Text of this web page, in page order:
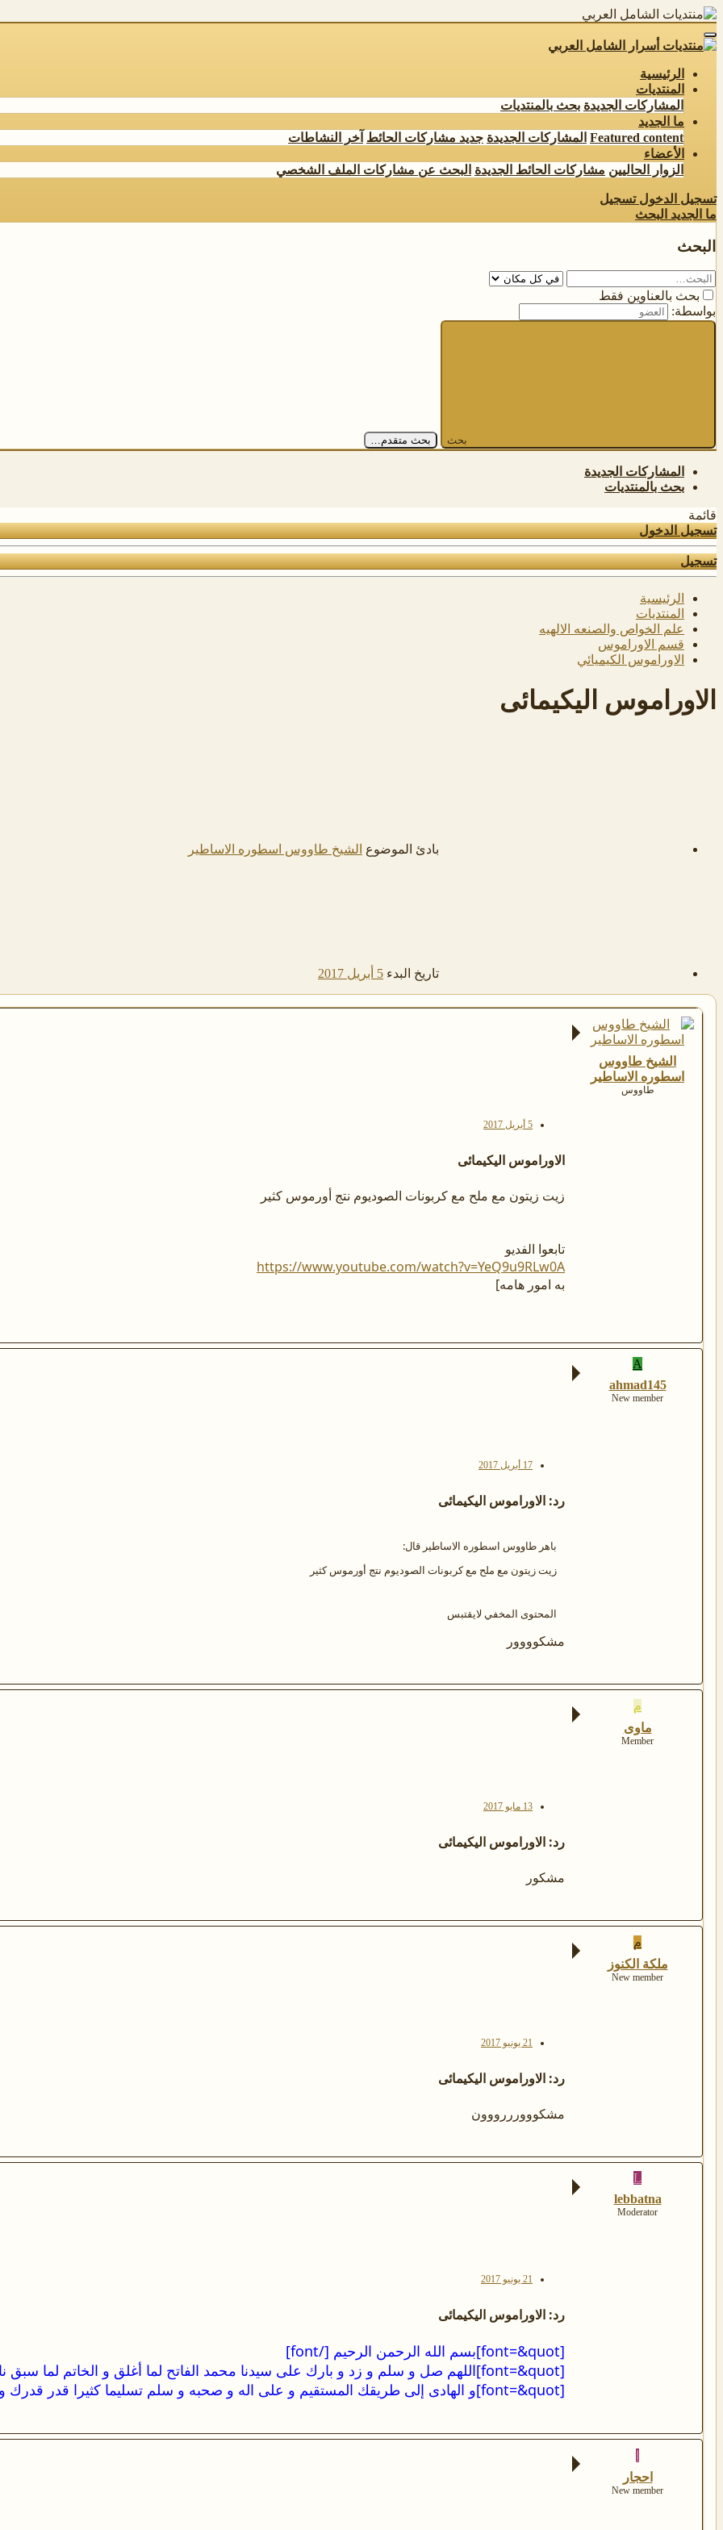
الرئيسية
المنتديات
المشاركات الجديدة بحث بالمنتديات
ما الجديد
Featured content المشاركات الجديدة جديد مشاركات الحائط آخر النشاطات
الأعضاء
الزوار الحاليين مشاركات الحائط الجديدة البحث عن مشاركات الملف الشخصي
تسجيل الدخول تسجيل
ما الجديد البحث
البحث
بحث بالعناوين فقط
بواسطة:
بحث بحث متقدم…
المشاركات الجديدة
بحث بالمنتديات
قائمة
تسجيل الدخول
تسجيل
الرئيسية
المنتديات
علم الخواص والصنعه الالهيه
قسم الاوراموس
الاوراموس الكيميائي
الاوراموس اليكيمائى
بادئ الموضوع الشيخ طاووس اسطوره الاساطير
تاريخ البدء 5 أبريل 2017
الشيخ طاووس
اسطوره الاساطير
طاووس
5 أبريل 2017
الاوراموس اليكيمائى
زيت زيتون مع ملح مع كربونات الصوديوم نتج أورموس كثير
تابعوا الفديو
https://www.youtube.com/watch?v=YeQ9u9RLw0A
به امور هامه]
A
ahmad145
New member
17 أبريل 2017
رد: الاوراموس اليكيمائى
باهر طاووس اسطوره الاساطير قال:
زيت زيتون مع ملح مع كربونات الصوديوم نتج أورموس كثير
المحتوى المخفي لايقتبس
مشكوووور
م
ماوى
Member
13 مايو 2017
رد: الاوراموس اليكيمائى
مشكور
م
ملكة الكنوز
New member
21 يونيو 2017
رد: الاوراموس اليكيمائى
مشكووورررووون
L
lebbatna
Moderator
21 يونيو 2017
رد: الاوراموس اليكيمائى
[font=&quot]بسم الله الرحمن الرحيم [/font]
[font=&quot]اللهم صل و سلم و زد و بارك على سيدنا محمد الفاتح لما أغلق و الخاتم لما سبق ناصـــر الحــق بالحق [/font]
[font=&quot]و الهادى إلى طريقك المستقيم و على اله و صحبه و سلم تسليما كثيرا قدر قدرك و مقدارك العظيم[/font]
احجار
New member